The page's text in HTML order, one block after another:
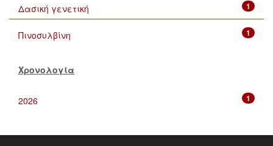
1
Δασική γενετική
1
Πινοσυλβίνη
Χρονολογία
1
2026